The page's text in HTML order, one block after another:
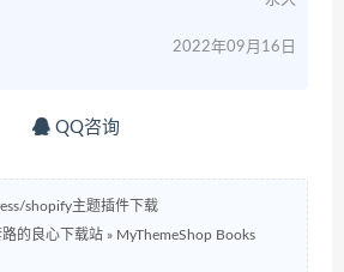
2022年09月16日
QQ咨询
shopify主题插件下载
的良心下载站 » MyThemeShop Books